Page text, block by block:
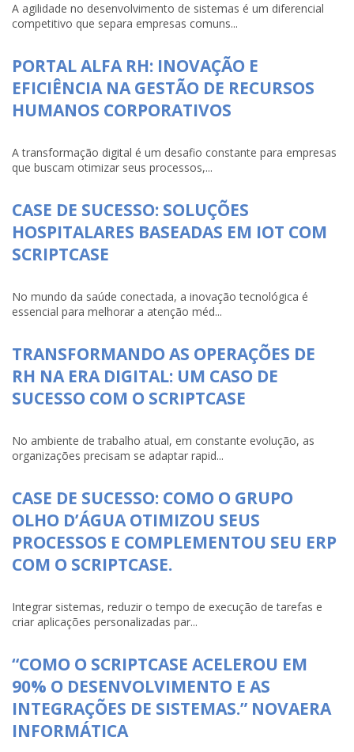
A agilidade no desenvolvimento de sistemas é um diferencial
competitivo que separa empresas comuns...
PORTAL ALFA RH: INOVAÇÃO E
EFICIÊNCIA NA GESTÃO DE RECURSOS
HUMANOS CORPORATIVOS
A transformação digital é um desafio constante para empresas
que buscam otimizar seus processos,...
CASE DE SUCESSO: SOLUÇÕES
HOSPITALARES BASEADAS EM IOT COM
SCRIPTCASE
No mundo da saúde conectada, a inovação tecnológica é
essencial para melhorar a atenção méd...
TRANSFORMANDO AS OPERAÇÕES DE
RH NA ERA DIGITAL: UM CASO DE
SUCESSO COM O SCRIPTCASE
No ambiente de trabalho atual, em constante evolução, as
organizações precisam se adaptar rapid...
CASE DE SUCESSO: COMO O GRUPO
OLHO D’ÁGUA OTIMIZOU SEUS
PROCESSOS E COMPLEMENTOU SEU ERP
COM O SCRIPTCASE.
Integrar sistemas, reduzir o tempo de execução de tarefas e
criar aplicações personalizadas par...
“COMO O SCRIPTCASE ACELEROU EM
90% O DESENVOLVIMENTO E AS
INTEGRAÇÕES DE SISTEMAS.” NOVAERA
INFORMÁTICA